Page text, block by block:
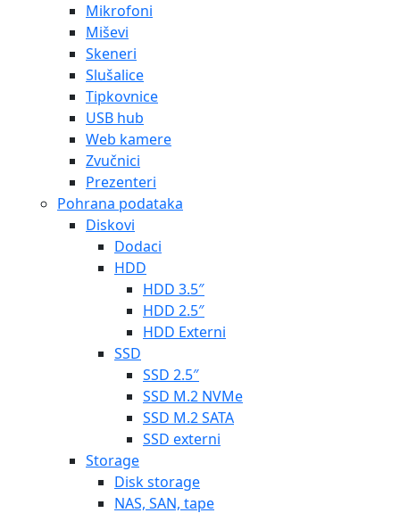
Mikrofoni
Miševi
Skeneri
Slušalice
Tipkovnice
USB hub
Web kamere
Zvučnici
Prezenteri
Pohrana podataka
Diskovi
Dodaci
HDD
HDD 3.5″
HDD 2.5″
HDD Externi
SSD
SSD 2.5″
SSD M.2 NVMe
SSD M.2 SATA
SSD externi
Storage
Disk storage
NAS, SAN, tape